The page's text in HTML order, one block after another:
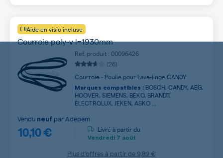
Aide en visio incluse
Courroie poly-v l=1930mm
Ref. produit : 00096426
(26)
Courroie - Poulie pour Lave-linge CANDY
Marques compatibles : BOSCH, CANDY, AEG,
HOOVER, SIEMENS, BEKO, BRANDT,
ELECTROLUX, JEKEN, ASKO ...
10,10 €
Vendu neuf par Adepem
Livré à partir du
Vendredi 7 août
Plus d’offres à partir de 9,89 €